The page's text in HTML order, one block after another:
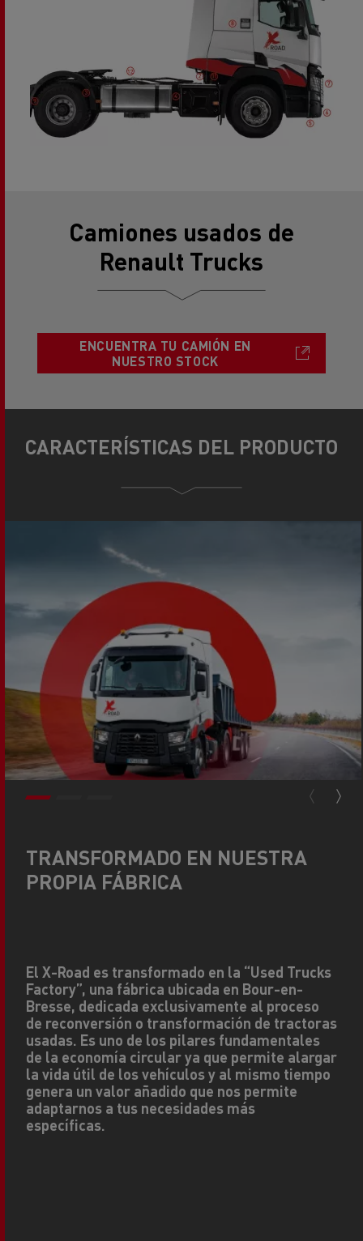
Renault Trucks
CARACTERÍSTICAS DEL PRODUCTO
PROPIA FÁBRICA
Bresse, dedicada exclusivamente al proceso
de reconversión o transformación de tractoras
usadas. Es uno de los pilares fundamentales
de la economía circular ya que permite alargar
la vida útil de los vehículos y al mismo tiempo
genera un valor añadido que nos permite
adaptarnos a tus necesidades más
específicas.